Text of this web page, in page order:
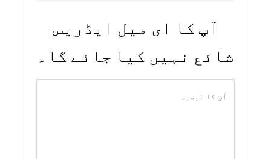
آپ کا ای میل ایڈریس
شائع نہیں کیا جائے گا۔